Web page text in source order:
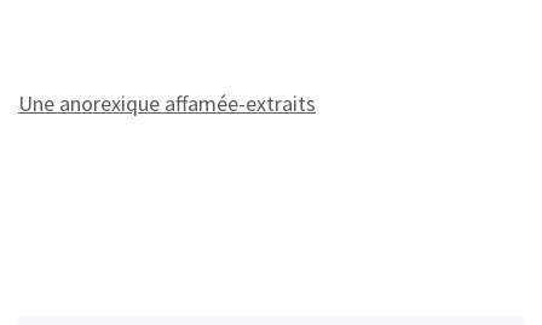
Une anorexique affamée-extraits